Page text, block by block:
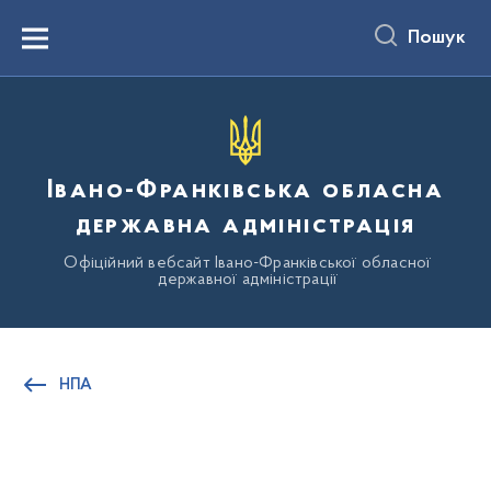
вмістуMenu Пошук
Івано-Франківська обласна
державна адміністрація
Офіційний вебсайт Івано-Франківської обласної
державної адміністрації
НПА